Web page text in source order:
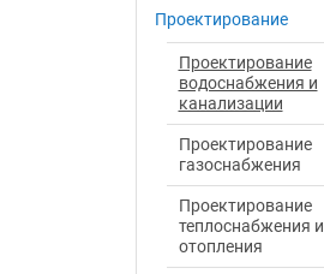
Проектирование
Проектирование
водоснабжения и
канализации
Проектирование
газоснабжения
Проектирование
теплоснабжения и
отопления